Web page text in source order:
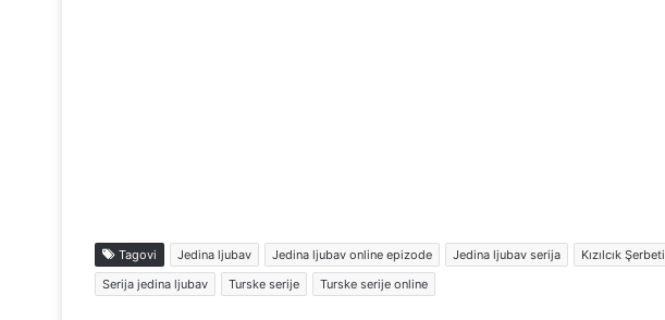
Tagovi Jedina ljubav Jedina ljubav online epizode Jedina ljubav serija Kızılcık Şerbeti
Serija jedina ljubav
Turske serije Turske serije online